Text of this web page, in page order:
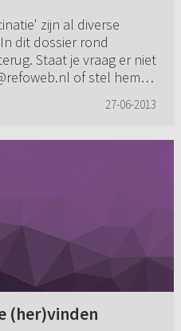
zijn al diverse
27-06-2013
(her)vinden